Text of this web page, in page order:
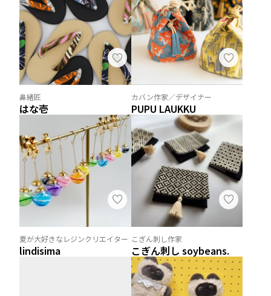
鼻緒匠
はな壱
カバン作家／デザイナー
PUPU LAUKKU
夏が大好きなレジンクリエイター
lindisima
こぎん刺し作家
こぎん刺し soybeans.